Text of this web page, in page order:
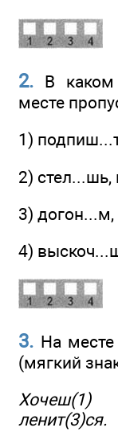
2. В
месте
1)
2)
3)
4)
3. На
(мягкий
Хочеш(1)
ленит(3)ся.